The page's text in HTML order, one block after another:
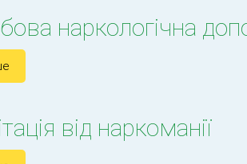
наркологічна
від наркоманії